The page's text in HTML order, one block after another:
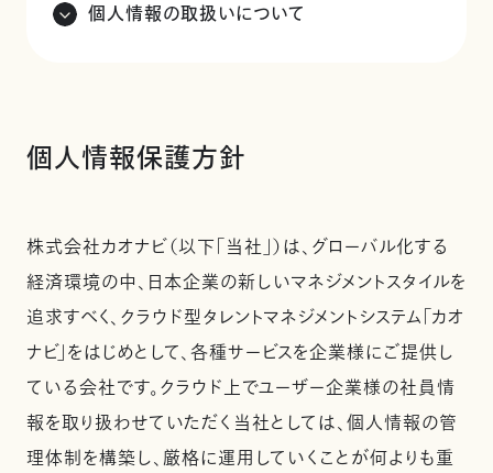
個人情報の取扱いについて
個人情報保護方針
株式会社カオナビ（以下「当社」）は、グローバル化する
経済環境の中、日本企業の新しいマネジメントスタイルを
追求すべく、クラウド型タレントマネジメントシステム「カオ
ナビ」をはじめとして、各種サービスを企業様にご提供し
ている会社です。クラウド上でユーザー企業様の社員情
報を取り扱わせていただく当社としては、個人情報の管
理体制を構築し、厳格に運用していくことが何よりも重